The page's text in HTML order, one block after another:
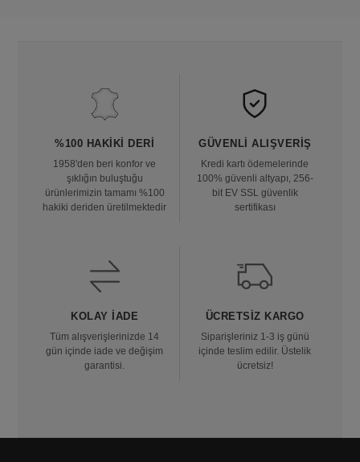
%100 HAKIKI DERI
1958'den beri konfor ve
şıklığın buluştuğu
ürünlerimizin tamamı %100
hakiki deriden üretilmektedir
GÜVENLI ALIŞVERIŞ
Kredi kartı ödemelerinde
100% güvenli altyapı, 256-
bit EV SSL güvenlik
sertifikası
KOLAY İADE
Tüm alışverişlerinizde 14
gün içinde iade ve değişim
garantisi.
ÜCRETSIZ KARGO
Siparişleriniz 1-3 iş günü
içinde teslim edilir. Üstelik
ücretsiz!